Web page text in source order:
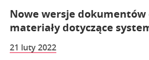
Nowe wersje dokumentów
materiały dotyczące
21 luty 2022